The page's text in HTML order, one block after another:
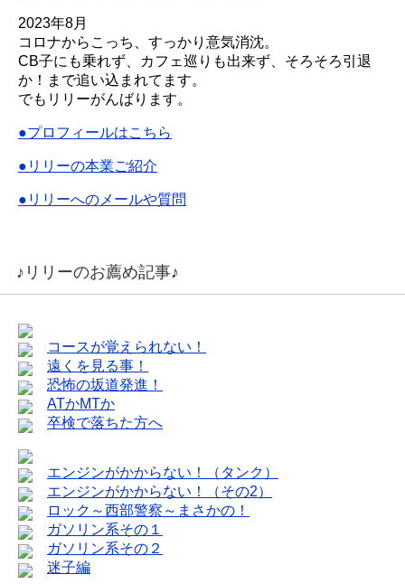
2023年8月
コロナからこっち、すっかり意気消沈。
CB子にも乗れず、カフェ巡りも出来ず、そろそろ引退
か！まで追い込まれてます。
でもリリーがんばります。
●プロフィールはこちら
●リリーの本業ご紹介
●リリーへのメールや質問
♪リリーのお薦め記事♪
コースが覚えられない！
遠くを見る事！
恐怖の坂道発進！
ATかMTか
卒検で落ちた方へ
エンジンがかからない！（タンク）
エンジンがかからない！（その2）
ロック～西部警察～まさかの！
ガソリン系その１
ガソリン系その２
迷子編